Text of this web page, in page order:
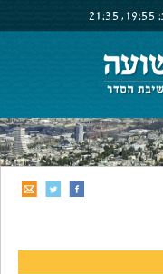
19:55,
21:35